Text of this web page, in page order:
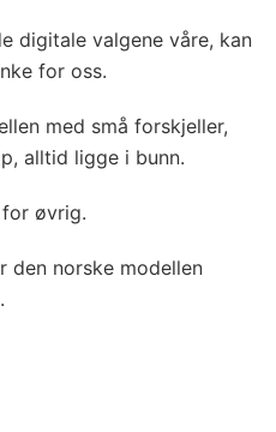
digitale valgene våre, kan
for oss.
med små forskjeller,
alltid ligge i bunn.
øvrig.
den norske modellen